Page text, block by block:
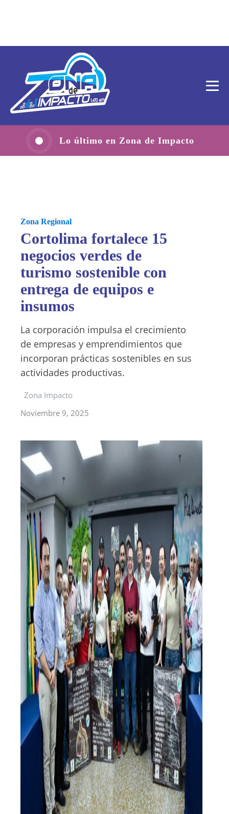
Lo último en Zona de Impacto
Zona Regional
Cortolima fortalece 15
negocios verdes de
turismo sostenible con
entrega de equipos e
insumos
La corporación impulsa el crecimiento
de empresas y emprendimientos que
incorporan prácticas sostenibles en sus
actividades productivas.
Zona Impacto
Noviembre 9, 2025